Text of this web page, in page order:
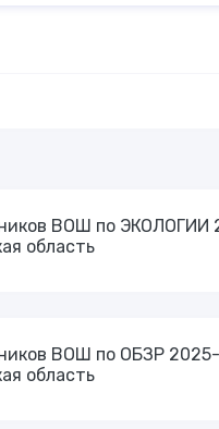
ВОШ по ЭКОЛОГИИ
область
ВОШ по ОБЗР
область